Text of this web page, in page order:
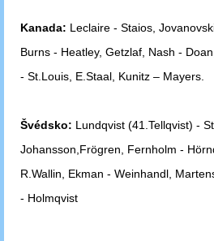
Kanada: Leclaire - Staios,
Burns - Heatley, Getzlaf, Nash -
- St.Louis, E.Staal, Kunitz – Mayers.
Švédsko: Lundqvist (41.Tellqvist) -
Johansson, Frögren, Fernholm -
R.Wallin, Ekman - Weinhandl,
- Holmqvist